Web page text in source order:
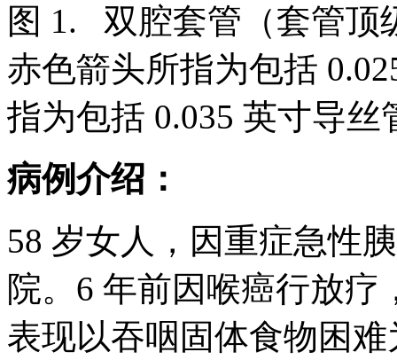
图 1. 双腔套管（套管顶
赤色箭头所指为包括
指为包括 0.035 英寸导丝
病例介绍：
58 岁女人，因重症急性
院。6 年前因喉癌行放
表现以吞咽固体食物困